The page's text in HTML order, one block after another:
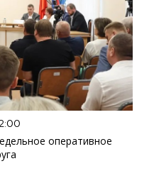
оперативное